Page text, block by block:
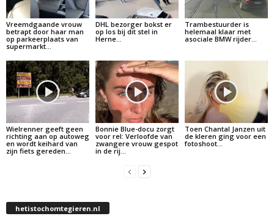
Vreemdgaande vrouw
betrapt door haar man
op parkeerplaats van
supermarkt…
DHL bezorger bokst er
op los bij dit stel in
Herne…
Trambestuurder is
helemaal klaar met
asociale BMW rijder…
Wielrenner geeft geen
richting aan op autoweg
en wordt keihard van
zijn fiets gereden…
Bonnie Blue-docu zorgt
voor rel: Verloofde van
zwangere vrouw gespot
in de rij…
Toen Chantal Janzen uit
de kleren ging voor een
fotoshoot…
hetistochomtegieren.nl